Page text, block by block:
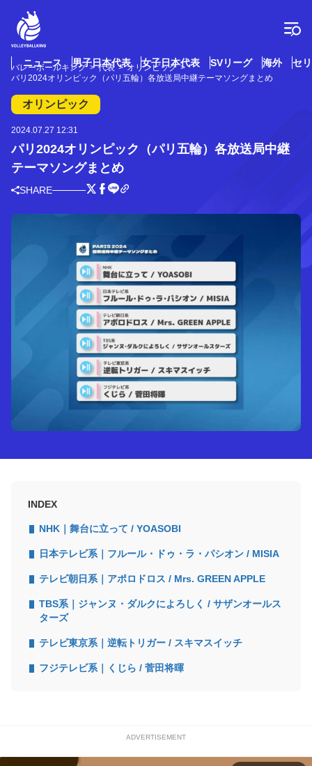
ニュース 男子日本代表 女子日本代表 SVリーグ 海外 セ
バレーボールキング 代表
オリンピック
パリ2024オリンピック（パリ五輪）各放送局中継テーマソングまとめ
オリンピック
2024.07.27 12:31
パリ2024オリンピック（パリ五輪）各放送局中継
テーマソングまとめ
SHARE
INDEX
NHK｜舞台に立って / YOASOBI
日本テレビ系｜フルール・ドゥ・ラ・パシオン / MISIA
テレビ朝日系｜アポロドロス / Mrs. GREEN APPLE
TBS系｜ジャンヌ・ダルクによろしく / サザンオールス
ターズ
テレビ東京系｜逆転トリガー / スキマスイッチ
フジテレビ系｜くじら / 菅田将暉
ADVERTISEMENT